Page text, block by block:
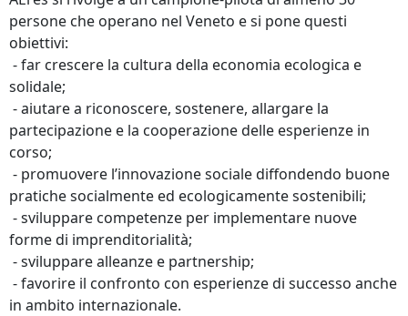
persone che operano nel Veneto e si pone questi
obiettivi:
- far crescere la cultura della economia ecologica e
solidale;
- aiutare a riconoscere, sostenere, allargare la
partecipazione e la cooperazione delle esperienze in
corso;
- promuovere l’innovazione sociale diffondendo buone
pratiche socialmente ed ecologicamente sostenibili;
- sviluppare competenze per implementare nuove
forme di imprenditorialità;
- sviluppare alleanze e partnership;
- favorire il confronto con esperienze di successo anche
in ambito internazionale.